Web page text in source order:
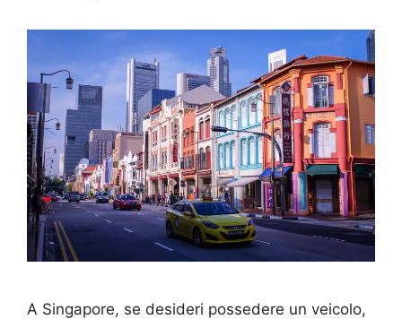
A Singapore, se desideri possedere un veicolo,